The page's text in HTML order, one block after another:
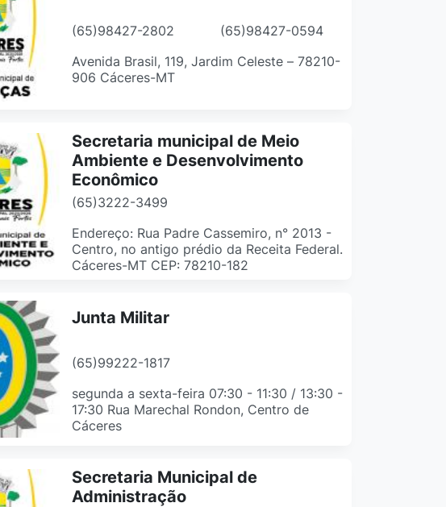
(65)98427-2802
(65)98427-0594
Avenida Brasil, 119, Jardim Celeste – 78210-
906 Cáceres-MT
Secretaria municipal de Meio
Ambiente e Desenvolvimento
Econômico
(65)3222-3499
Endereço: Rua Padre Cassemiro, n° 2013 -
Centro, no antigo prédio da Receita Federal.
Cáceres-MT CEP: 78210-182
Junta Militar
(65)99222-1817
segunda a sexta-feira 07:30 - 11:30 / 13:30 -
17:30 Rua Marechal Rondon, Centro de
Cáceres
Secretaria Municipal de
Administração